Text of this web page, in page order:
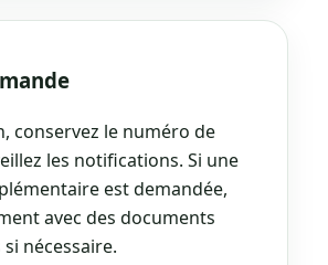
conservez le numéro de
les notifications. Si une
est demandée,
avec des documents
nécessaire.